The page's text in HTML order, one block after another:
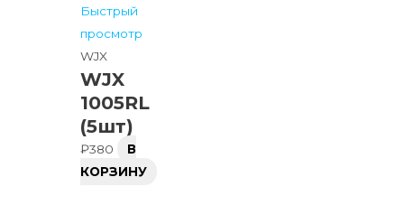
Быстрый
просмотр
WJX
WJX
1005RL
(5шт)
₽380
В
КОРЗИНУ